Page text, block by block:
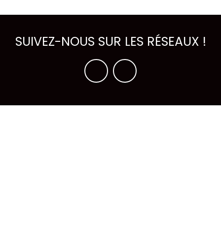
SUIVEZ-NOUS SUR LES RÉSEAUX !